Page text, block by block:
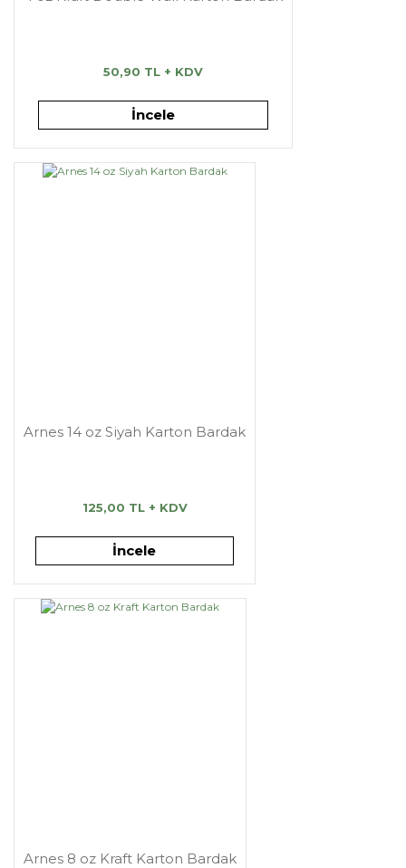
50,90 TL + KDV
İncele
Arnes 14 oz Siyah Karton Bardak
125,00 TL + KDV
İncele
Arnes 8 oz Kraft Karton Bardak